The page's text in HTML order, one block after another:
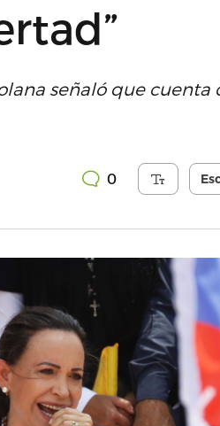
señaló que
0